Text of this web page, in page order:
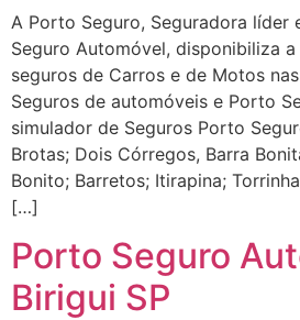
A Porto Seguro, Seguradora líder
Seguro Automóvel, disponibiliza
seguros de Carros e de Motos
Seguros de automóveis e Porto
simulador de Seguros Porto
Brotas; Dois Córregos, Barra
Bonito; Barretos; Itirapina;
[…]
Porto Seguro
Birigui SP